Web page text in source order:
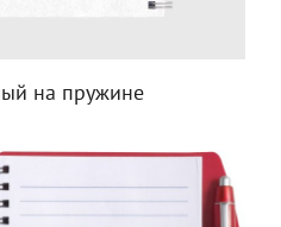
на пружине